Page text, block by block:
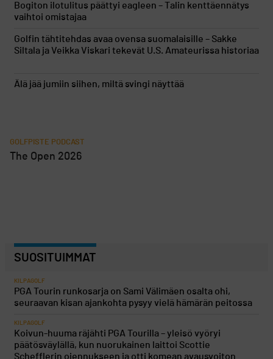
Bogiton ilotulitus päättyi eagleen – Talin kenttäennätys
vaihtoi omistajaa
Golfin tähtitehdas avaa ovensa suomalaisille – Sakke
Siltala ja Veikka Viskari tekevät U.S. Amateurissa historiaa
Älä jää jumiin siihen, miltä svingi näyttää
GOLFPISTE PODCAST
The Open 2026
SUOSITUIMMAT
KILPAGOLF
PGA Tourin runkosarja on Sami Välimäen osalta ohi,
seuraavan kisan ajankohta pysyy vielä hämärän peitossa
KILPAGOLF
Koivun-huuma räjähti PGA Tourilla – yleisö vyöryi
päätösväylällä, kun nuorukainen laittoi Scottie
Schefflerin ojennukseen ja otti komean avausvoiton